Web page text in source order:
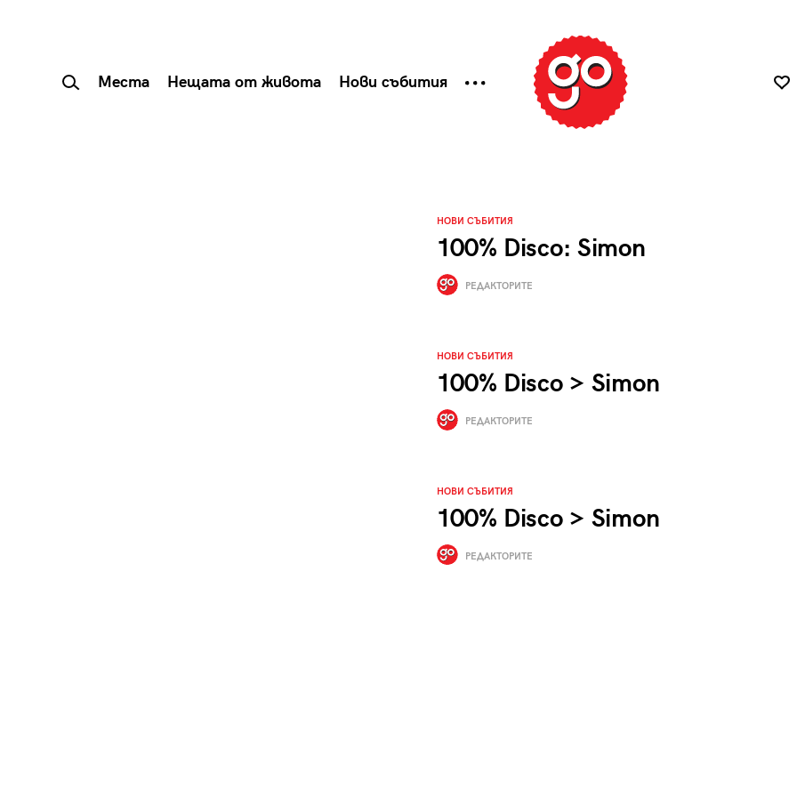
Места Нещата от живота Нови събития
НОВИ СЪБИТИЯ
100% Disco: Simon
РЕДАКТОРИТЕ
НОВИ СЪБИТИЯ
100% Disco > Simon
РЕДАКТОРИТЕ
НОВИ СЪБИТИЯ
100% Disco > Simon
РЕДАКТОРИТЕ
Tender is the Wine – Какво